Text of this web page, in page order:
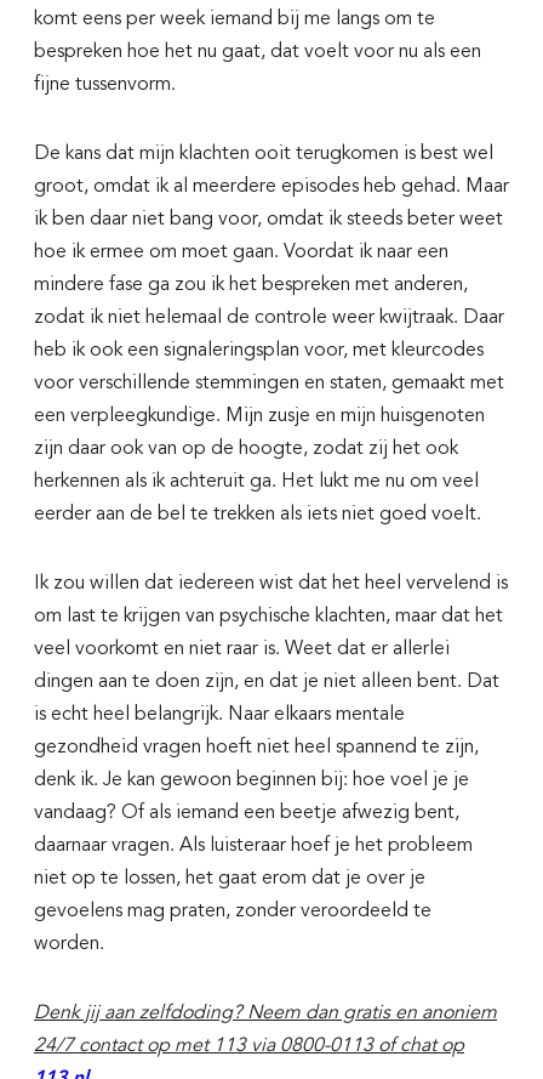
komt eens per week iemand bij me langs om te
bespreken hoe het nu gaat, dat voelt voor nu als een
fijne tussenvorm.
De kans dat mijn klachten ooit terugkomen is best wel
groot, omdat ik al meerdere episodes heb gehad. Maar
ik ben daar niet bang voor, omdat ik steeds beter weet
hoe ik ermee om moet gaan. Voordat ik naar een
mindere fase ga zou ik het bespreken met anderen,
zodat ik niet helemaal de controle weer kwijtraak. Daar
heb ik ook een signaleringsplan voor, met kleurcodes
voor verschillende stemmingen en staten, gemaakt met
een verpleegkundige. Mijn zusje en mijn huisgenoten
zijn daar ook van op de hoogte, zodat zij het ook
herkennen als ik achteruit ga. Het lukt me nu om veel
eerder aan de bel te trekken als iets niet goed voelt.
Ik zou willen dat iedereen wist dat het heel vervelend is
om last te krijgen van psychische klachten, maar dat het
veel voorkomt en niet raar is. Weet dat er allerlei
dingen aan te doen zijn, en dat je niet alleen bent. Dat
is echt heel belangrijk. Naar elkaars mentale
gezondheid vragen hoeft niet heel spannend te zijn,
denk ik. Je kan gewoon beginnen bij: hoe voel je je
vandaag? Of als iemand een beetje afwezig bent,
daarnaar vragen. Als luisteraar hoef je het probleem
niet op te lossen, het gaat erom dat je over je
gevoelens mag praten, zonder veroordeeld te
worden.
Denk jij aan zelfdoding? Neem dan gratis en anoniem
24/7 contact op met 113 via 0800-0113 of chat op